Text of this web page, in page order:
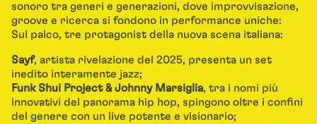
sonoro tra generi e generazioni, dove improvvisazione,
groove e ricerca si fondono in performance uniche:
Sul palco, tre protagonist della nuova scena italiana:
Sayf, artista rivelazione del 2025, presenta un set
inedito interamente jazz;
Funk Shui Project & Johnny Marsiglia, tra i nomi più
innovativi del panorama hip hop, spingono oltre i confini
del genere con un live potente e visionario;